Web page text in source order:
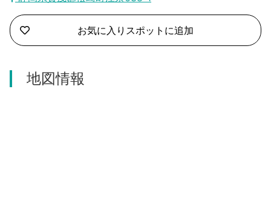
三島市
函南町
モデルコース
宿泊・予約
日本語
お気に入りスポットに追加
地図情報